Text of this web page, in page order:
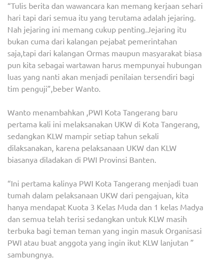
“Tulis berita dan wawancara kan memang kerjaan sehari
hari tapi dari semua itu yang terutama adalah jejaring.
Nah jejaring ini memang cukup penting.Jejaring itu
bukan cuma dari kalangan pejabat pemerintahan
saja,tapi dari kalangan Ormas maupun masyarakat biasa
pun kita sebagai wartawan harus mempunyai hubungan
luas yang nanti akan menjadi penilaian tersendiri bagi
tim penguji”,beber Wanto.
Wanto menambahkan ,PWI Kota Tangerang baru
pertama kali ini melaksanakan UKW di Kota Tangerang,
sedangkan KLW mampir setiap tahun sekali
dilaksanakan, karena pelaksanaan UKW dan KLW
biasanya diladakan di PWI Provinsi Banten.
“Ini pertama kalinya PWI Kota Tangerang menjadi tuan
tumah dalam pelaksanaan UKW dari pengajuan, kita
hanya mendapat Kuota 3 Kelas Muda dan 1 kelas Madya
dan semua telah terisi sedangkan untuk KLW masih
terbuka bagi teman teman yang ingin masuk Organisasi
PWI atau buat anggota yang ingin ikut KLW lanjutan ”
sambungnya.